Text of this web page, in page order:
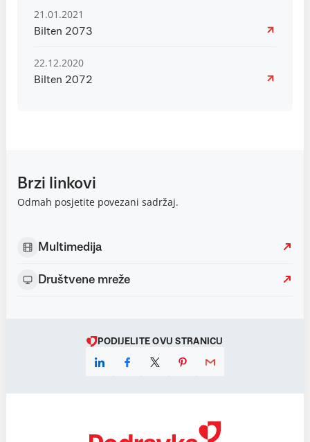
21.01.2021
Bilten 2073
22.12.2020
Bilten 2072
Brzi linkovi
Odmah posjetite povezani sadržaj.
Multimedija
Društvene mreže
PODIJELITE OVU STRANICU